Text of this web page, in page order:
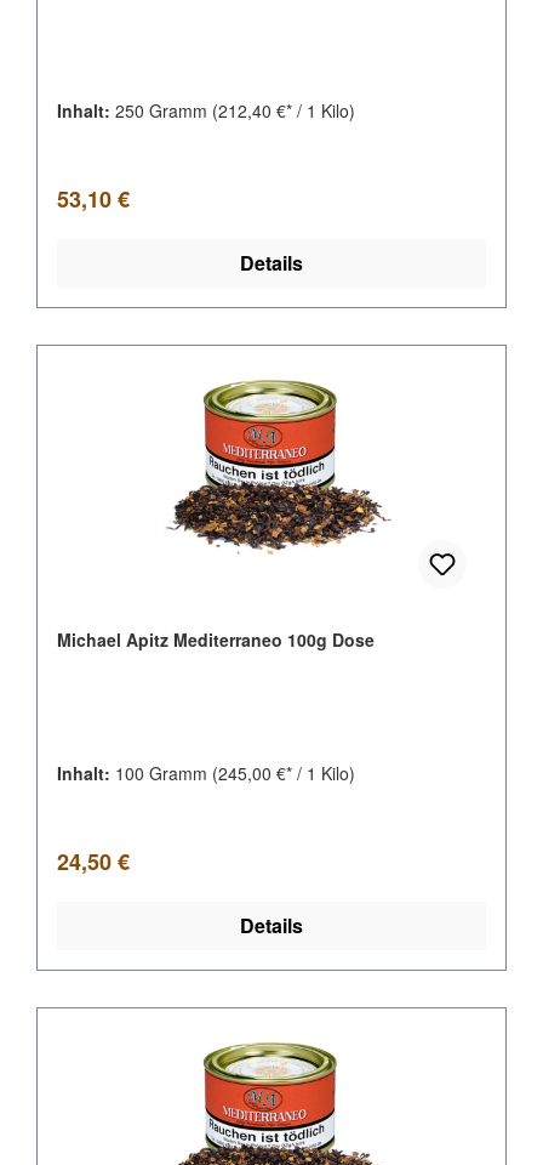
Inhalt: 250 Gramm (212,40 €* / 1 Kilo)
Regulärer Preis:
53,10 €
Details
Michael Apitz Mediterraneo 100g Dose
Inhalt: 100 Gramm (245,00 €* / 1 Kilo)
Regulärer Preis:
24,50 €
Details